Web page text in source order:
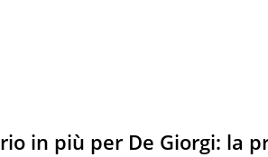
in più per De Giorgi: la